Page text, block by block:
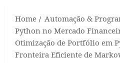
Home
Automação &
Python no Mercado
Otimização de Portfólio em
Fronteira Eficiente de